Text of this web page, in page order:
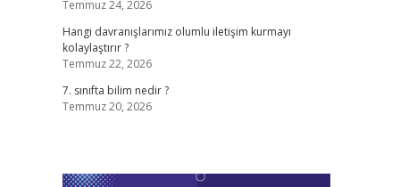
Temmuz 24, 2026
Hangi davranışlarımız olumlu iletişim kurmayı
kolaylaştırır ?
Temmuz 22, 2026
7. sınıfta bilim nedir ?
Temmuz 20, 2026